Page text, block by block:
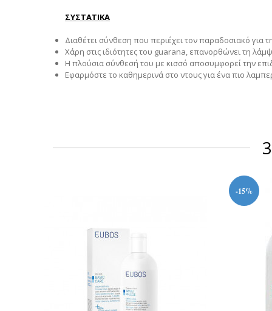
ΣΥΣΤΑΤΙΚΑ
Διαθέτει σύνθεση που περιέχει τον παραδοσιακό για
Χάρη στις ιδιότητες του guarana, επανορθώνει τη
Η πλούσια σύνθεσή του με κισσό αποσυμφορεί την
Εφαρμόστε το καθημερινά στο ντους για ένα πιο
-15%